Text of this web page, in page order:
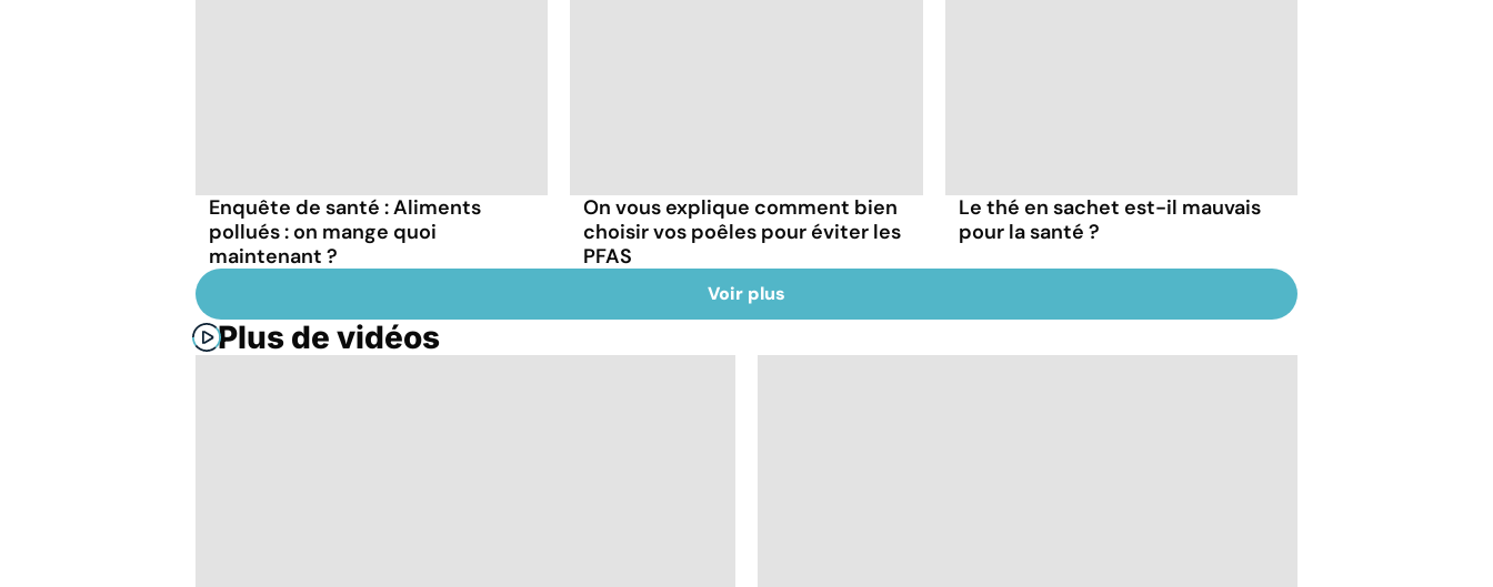
Enquête de santé : Aliments
pollués : on mange quoi
maintenant ?
On vous explique comment bien
choisir vos poêles pour éviter les
PFAS
Le thé en sachet est-il mauvais
pour la santé ?
Voir plus
Plus de vidéos